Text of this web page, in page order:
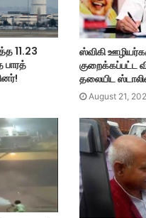
11.23
ஸ்விகி
குறைக்கப்பட்ட
தலையிட
August 21,